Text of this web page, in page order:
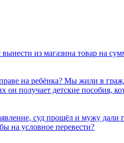
из магазина товар на
на ребёнка? Мы жили в
он получает детские пособия,
суд прошёл и мужу дали
на условное перевести?